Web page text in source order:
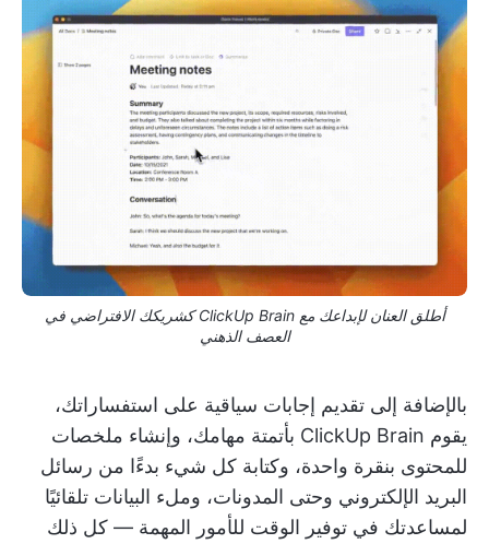
أطلق العنان لإبداعك مع ClickUp Brain كشريكك الافتراضي في
العصف الذهني
بالإضافة إلى تقديم إجابات سياقية على استفساراتك،
يقوم ClickUp Brain بأتمتة مهامك، وإنشاء ملخصات
للمحتوى بنقرة واحدة، وكتابة كل شيء بدءًا من رسائل
البريد الإلكتروني وحتى المدونات، وملء البيانات تلقائيًا
لمساعدتك في توفير الوقت للأمور المهمة — كل ذلك